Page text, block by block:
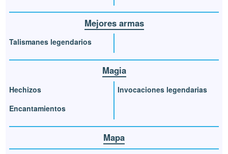
Mejores armas
Talismanes legendarios
Magia
Hechizos
Encantamientos
Invocaciones legendarias
Mapa